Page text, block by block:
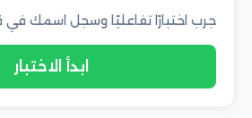
جرب اختبارًا تفاعليًا وسجل اسمك في
ابدأ الاختبار